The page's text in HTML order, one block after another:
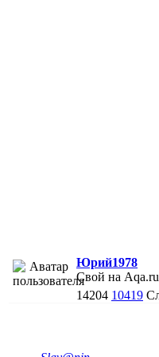
Юрий1978
Свой на Aqa.ru
14204 10419